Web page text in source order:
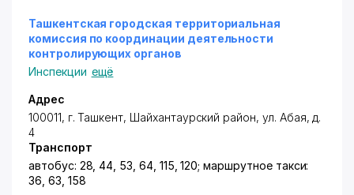
Ташкентская городская территориальная
комиссия по координации деятельности
контролирующих органов
Инспекции ещё
Адрес
100011, г. Ташкент, Шайхантаурский район, ул. Абая, д.
4
Транспорт
автобус: 28, 44, 53, 64, 115, 120; маршрутное такси:
36, 63, 158